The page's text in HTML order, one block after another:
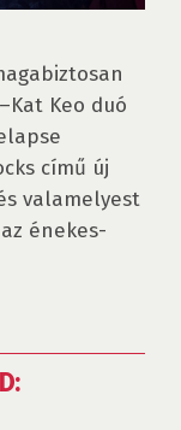
Keo duó
című új
valamelyest
énekes-